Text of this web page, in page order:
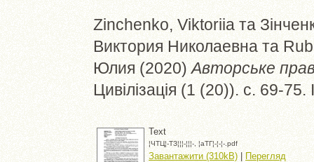
Zinchenko, Viktoriia та
Виктория Николаевна та
Юлия (2020)Авторське
Цивілізація (1 (20)). с. 69-
Text
¦ЧTЦ¦-TЗ¦¦¦-¦¦¦-, ¦аTГ¦-¦-¦-.pdf
Завантажити (310kB) | Перегляд